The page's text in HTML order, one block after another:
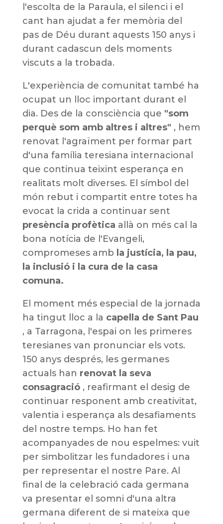
l'escolta de la Paraula, el silenci i el
cant han ajudat a fer memòria del
pas de Déu durant aquests 150 anys i
durant cadascun dels moments
viscuts a la trobada.
L'experiència de comunitat també ha
ocupat un lloc important durant el
dia. Des de la consciència que "som
perquè som amb altres i altres" , hem
renovat l'agraïment per formar part
d'una família teresiana internacional
que continua teixint esperança en
realitats molt diverses. El símbol del
món rebut i compartit entre totes ha
evocat la crida a continuar sent
presència profètica allà on més cal la
bona notícia de l'Evangeli,
compromeses amb la justícia, la pau,
la inclusió i la cura de la casa
comuna.
El moment més especial de la jornada
ha tingut lloc a la capella de Sant Pau
, a Tarragona, l'espai on les primeres
teresianes van pronunciar els vots.
150 anys després, les germanes
actuals han renovat la seva
consagració, reafirmant el desig de
continuar responent amb creativitat,
valentia i esperança als desafiaments
del nostre temps. Ho han fet
acompanyades de nou espelmes: vuit
per simbolitzar les fundadores i una
per representar el nostre Pare. Al
final de la celebració cada germana
va presentar el somni d'una altra
germana diferent de si mateixa que